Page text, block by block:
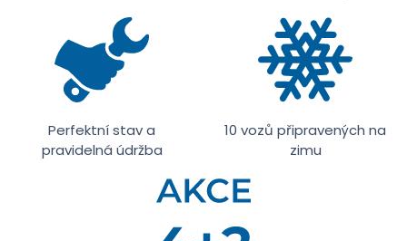
Perfektní stav a
pravidelná údržba
10 vozů připravených na
zimu